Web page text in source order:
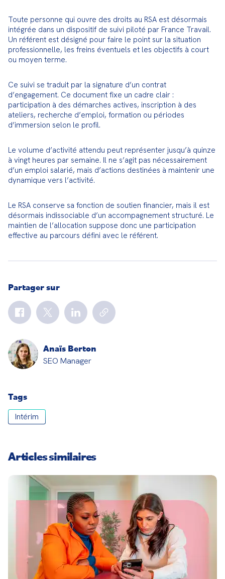
Toute personne qui ouvre des droits au RSA est désormais
intégrée dans un dispositif de suivi piloté par France Travail.
Un référent est désigné pour faire le point sur la situation
professionnelle, les freins éventuels et les objectifs à court
ou moyen terme.
Ce suivi se traduit par la signature d’un contrat
d’engagement. Ce document fixe un cadre clair :
participation à des démarches actives, inscription à des
ateliers, recherche d’emploi, formation ou périodes
d’immersion selon le profil.
Le volume d’activité attendu peut représenter jusqu’à quinze
à vingt heures par semaine. Il ne s’agit pas nécessairement
d’un emploi salarié, mais d’actions destinées à maintenir une
dynamique vers l’activité.
Le RSA conserve sa fonction de soutien financier, mais il est
désormais indissociable d’un accompagnement structuré. Le
maintien de l’allocation suppose donc une participation
effective au parcours défini avec le référent.
Partager sur
Anaïs Berton
SEO Manager
Tags
Intérim
Articles similaires